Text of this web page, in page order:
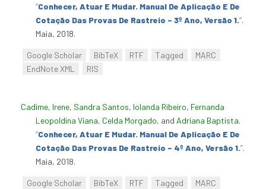
“Conhecer, Atuar E Mudar. Manual De Aplicação E De
Cotação Das Provas De Rastreio – 3º Ano, Versão 1.”.
Maia, 2018.
Google Scholar BibTeX RTF Tagged
MARC
EndNote XML
RIS
Cadime, Irene, Sandra Santos, Iolanda Ribeiro, Fernanda
Leopoldina Viana, Celda Morgado, and Adriana Baptista.
“Conhecer, Atuar E Mudar. Manual De Aplicação E De
Cotação Das Provas De Rastreio – 4º Ano, Versão 1.”.
Maia, 2018.
Google Scholar BibTeX RTF Tagged
MARC